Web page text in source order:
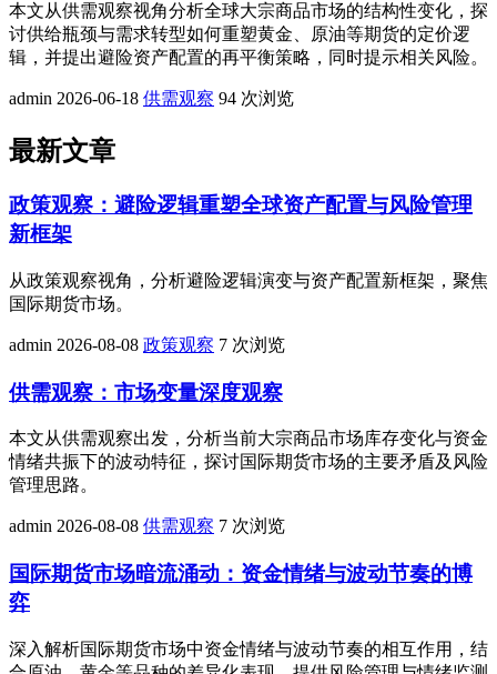
本文从供需观察视角分析全球大宗商品市场的结构性变化，探
讨供给瓶颈与需求转型如何重塑黄金、原油等期货的定价逻
辑，并提出避险资产配置的再平衡策略，同时提示相关风险。
admin 2026-06-18 供需观察 94 次浏览
最新文章
政策观察：避险逻辑重塑全球资产配置与风险管理
新框架
从政策观察视角，分析避险逻辑演变与资产配置新框架，聚焦
国际期货市场。
admin 2026-08-08 政策观察 7 次浏览
供需观察：市场变量深度观察
本文从供需观察出发，分析当前大宗商品市场库存变化与资金
情绪共振下的波动特征，探讨国际期货市场的主要矛盾及风险
管理思路。
admin 2026-08-08 供需观察 7 次浏览
国际期货市场暗流涌动：资金情绪与波动节奏的博
弈
深入解析国际期货市场中资金情绪与波动节奏的相互作用，结